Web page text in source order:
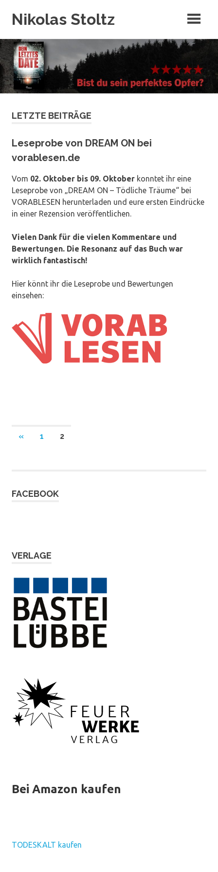
InhaltNikolas Stoltz
LETZTE BEITRÄGE
Leseprobe von DREAM ON bei
vorablesen.de
Vom 02. Oktober bis 09. Oktober konntet ihr eine
Leseprobe von „DREAM ON – Tödliche Träume“ bei
VORABLESEN herunterladen und eure ersten Eindrücke
in einer Rezension veröffentlichen.
Vielen Dank für die vielen Kommentare und
Bewertungen. Die Resonanz auf das Buch war
wirklich fantastisch!
Hier könnt ihr die Leseprobe und Bewertungen
einsehen:
Beitragsnavigation
« VORHERIGE
1 2
FACEBOOK
VERLAGE
Bei Amazon kaufen
TODESKALT kaufen